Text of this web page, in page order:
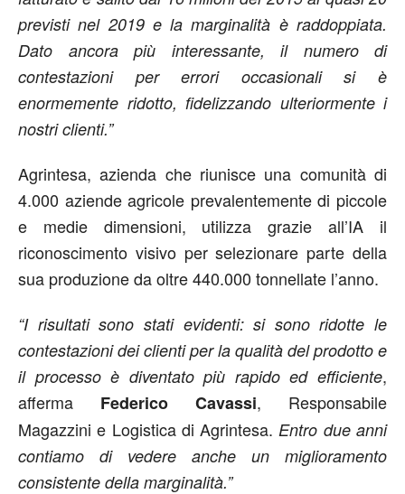
previsti nel 2019 e la marginalità è raddoppiata.
Dato ancora più interessante, il numero di
contestazioni per errori occasionali si è
enormemente ridotto, fidelizzando ulteriormente i
nostri clienti.”
Agrintesa, azienda che riunisce una comunità di
4.000 aziende agricole prevalentemente di piccole
e medie dimensioni, utilizza grazie all’IA il
riconoscimento visivo per selezionare parte della
sua produzione da oltre 440.000 tonnellate l’anno.
“I risultati sono stati evidenti: si sono ridotte le
contestazioni dei clienti per la qualità del prodotto e
il processo è diventato più rapido ed efficiente,
afferma Federico Cavassi, Responsabile
Magazzini e Logistica di Agrintesa. Entro due anni
contiamo di vedere anche un miglioramento
consistente della marginalità.”